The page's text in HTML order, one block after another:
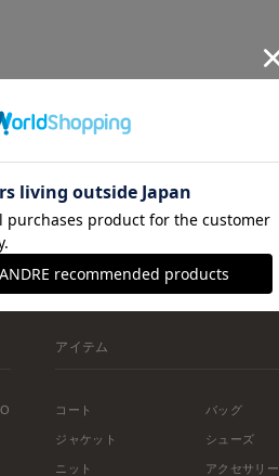
アイテム
コート
ジャケット
ニット
バッグ
シューズ
アクセサリー